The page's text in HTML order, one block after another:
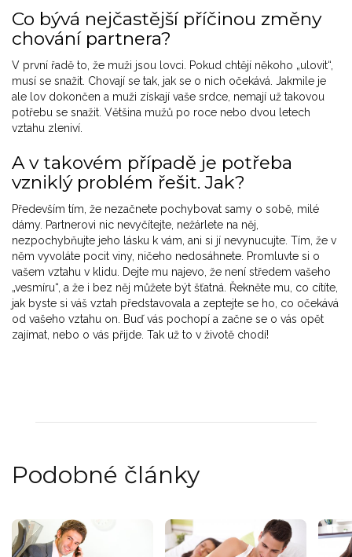
Co bývá nejčastější příčinou změny
chování partnera?
V první řadě to, že muži jsou lovci. Pokud chtějí někoho „ulovit“,
musí se snažit. Chovají se tak, jak se o nich očekává. Jakmile je
ale lov dokončen a muži získají vaše srdce, nemají už takovou
potřebu se snažit. Většina mužů po roce nebo dvou letech
vztahu zleniví.
A v takovém případě je potřeba
vzniklý problém řešit. Jak?
Především tím, že nezačnete pochybovat samy o sobě, milé
dámy. Partnerovi nic nevyčítejte, nežárlete na něj,
nezpochybňujte jeho lásku k vám, ani si jí nevynucujte. Tím, že v
něm vyvoláte pocit viny, ničeho nedosáhnete. Promluvte si o
vašem vztahu v klidu. Dejte mu najevo, že není středem vašeho
„vesmíru“, a že i bez něj můžete být šťatná. Řekněte mu, co cítíte,
jak byste si váš vztah představovala a zeptejte se ho, co očekává
od vašeho vztahu on. Buď vás pochopí a začne se o vás opět
zajímat, nebo o vás přijde. Tak už to v životě chodí!
Podobné články